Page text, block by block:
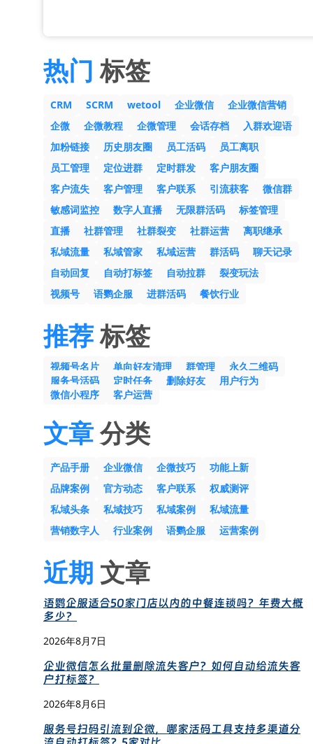
热门 标签
CRM SCRM wetool 企业微信
企业微信营销
企微
企微教程 企微管理 会话存档
入群欢迎语
加粉链接
历史朋友圈 员工活码
员工离职
员工管理
定位进群 定时群发
客户朋友圈
客户流失
客户管理 客户联系 引流获客
微信群
敏感词监控
数字人直播 无限群活码
标签管理
直播
社群管理 社群裂变 社群运营
离职继承
私域流量
私域管家 私域运营 群活码
聊天记录
自动回复
自动打标签 自动拉群
裂变玩法
视频号
语鹦企服 进群活码 餐饮行业
推荐标签
视频号名片 单向好友清理 群管理
永久二维码
服务号活码
定时任务 删除好友
用户行为
微信小程序
客户运营
文章分类
产品手册 企业微信 企微技巧
功能上新
品牌案例
官方动态 客户联系
权威测评
私域头条
私域技巧 私域案例
私域流量
营销数字人
行业案例 语鹦企服 运营案例
近期 文章
语鹦企服适合50家门店以内的中餐连锁吗？年费大概
多少？
2026年8月7日
企业微信怎么批量删除流失客户？如何自动给流失客
户打标签？
2026年8月6日
服务号扫码引流到企微，哪家活码工具支持多渠道分